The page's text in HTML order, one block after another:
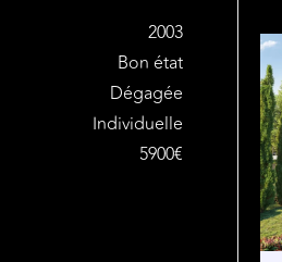
2003
Bon état
Dégagée
Individuelle
5900€